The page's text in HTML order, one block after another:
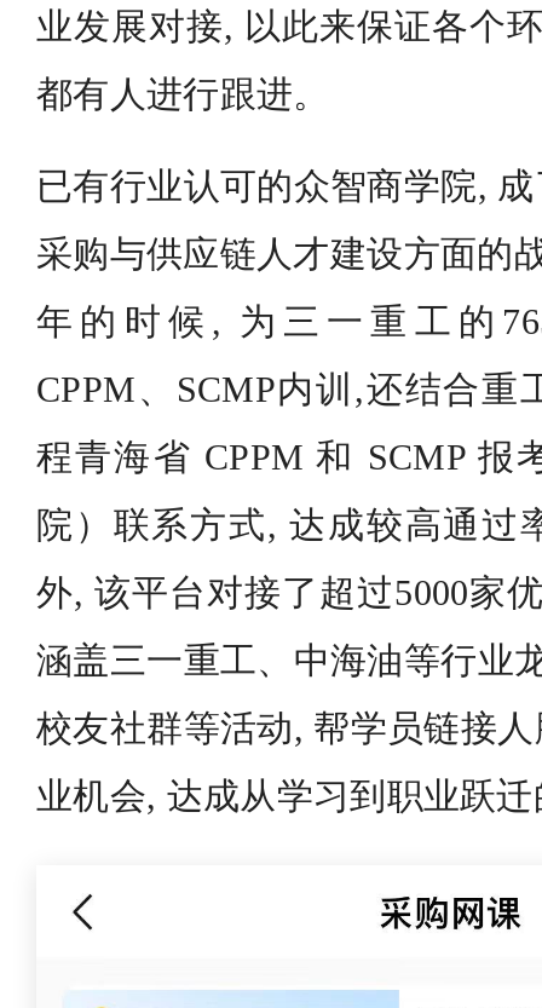
业发展对接, 以此来保证各个
都有人进行跟进。
已有行业认可的众智商学院,
采购与供应链人才建设方面的
年的时候, 为三一重工的
CPPM、SCMP内训,还结合
程青海省 CPPM 和 SCMP 报
院）联系方式, 达成较高通过
外, 该平台对接了超过5000家
涵盖三一重工、中海油等行业
校友社群等活动, 帮学员链接
业机会, 达成从学习到职业跃